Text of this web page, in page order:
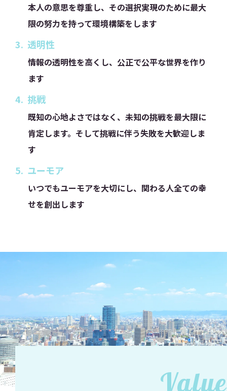
本人の意思を尊重し、その選択実現のために最大
限の努力を持って環境構築をします
3. 透明性
情報の透明性を高くし、公正で公平な世界を作り
ます
4. 挑戦
既知の心地よさではなく、未知の挑戦を最大限に
肯定します。そして挑戦に伴う失敗を大歓迎しま
す
5. ユーモア
いつでもユーモアを大切にし、関わる人全ての幸
せを創出します
Value